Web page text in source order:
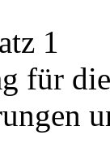
1
für